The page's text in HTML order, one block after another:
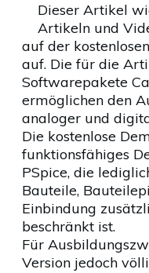
Dieser Artikel
Artikeln und
auf der
auf. Die für die
Softwarepakete
ermöglichen den
analoger und
Die kostenlose
funktionsfähiges
PSpice, die
Bauteile,
Einbindung
beschränkt ist.
Für
Version jedoch